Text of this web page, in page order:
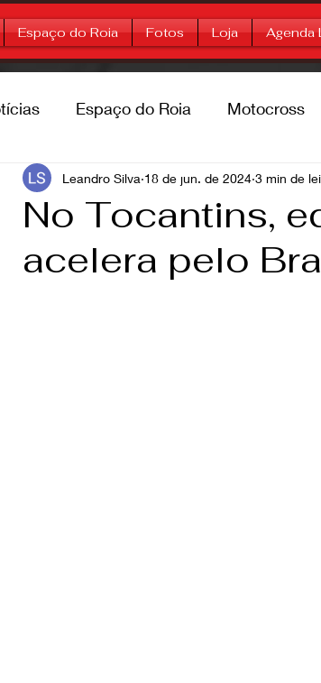
Espaço do Roia Fotos Loja Agenda
Espaço do Roia Motocross
Rally Supercross Marcas
No Tocantins,
acelera pelo
Leandro Silva 18 de jun. de 2024 3 min de